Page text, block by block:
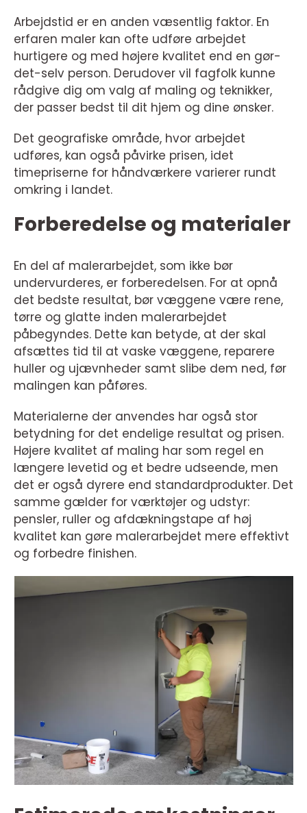
Arbejdstid er en anden væsentlig faktor. En
erfaren maler kan ofte udføre arbejdet
hurtigere og med højere kvalitet end en gør-
det-selv person. Derudover vil fagfolk kunne
rådgive dig om valg af maling og teknikker,
der passer bedst til dit hjem og dine ønsker.
Det geografiske område, hvor arbejdet
udføres, kan også påvirke prisen, idet
timepriserne for håndværkere varierer rundt
omkring i landet.
Forberedelse og materialer
En del af malerarbejdet, som ikke bør
undervurderes, er forberedelsen. For at opnå
det bedste resultat, bør væggene være rene,
tørre og glatte inden malerarbejdet
påbegyndes. Dette kan betyde, at der skal
afsættes tid til at vaske væggene, reparere
huller og ujævnheder samt slibe dem ned, før
malingen kan påføres.
Materialerne der anvendes har også stor
betydning for det endelige resultat og prisen.
Højere kvalitet af maling har som regel en
længere levetid og et bedre udseende, men
det er også dyrere end standardprodukter. Det
samme gælder for værktøjer og udstyr:
pensler, ruller og afdækningstape af høj
kvalitet kan gøre malerarbejdet mere effektivt
og forbedre finishen.